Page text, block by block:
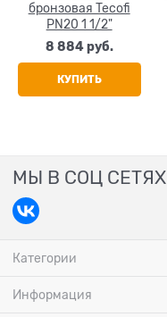
бронзовая Tecofi
PN20 1 1/2"
8 884 руб.
КУПИТЬ
МЫ В СОЦ СЕТЯХ
Категории
Информация